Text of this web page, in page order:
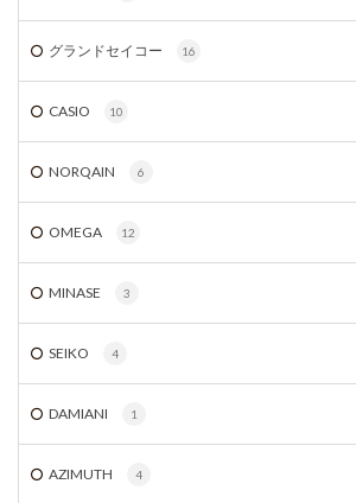
グランドセイコー 16
CASIO 10
NORQAIN 6
OMEGA 12
MINASE 3
SEIKO 4
DAMIANI 1
AZIMUTH 4